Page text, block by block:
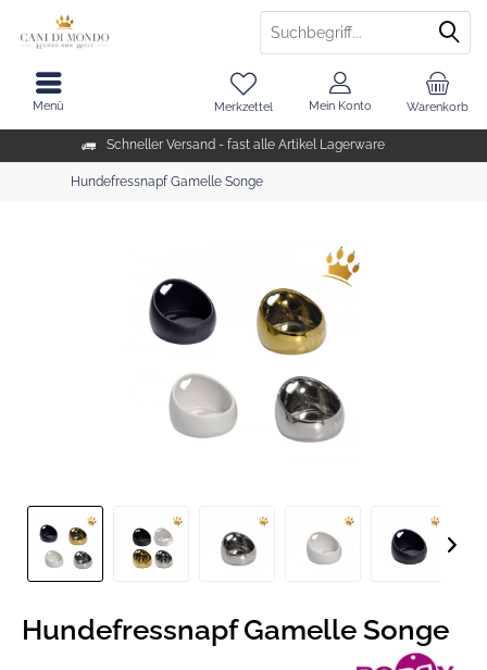
Schneller Versand - fast alle Artikel Lagerware
Warenkorb
Merkzettel Mein Konto
Menü
Hundefressnapf Gamelle Songe
Hundefressnapf Gamelle Songe